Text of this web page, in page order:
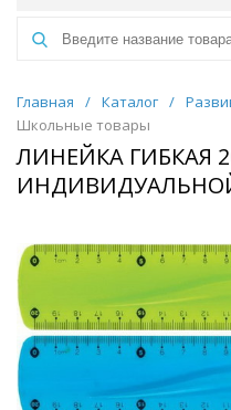
Главная / Каталог /
Школьные товары
ЛИНЕЙКА ГИБКАЯ